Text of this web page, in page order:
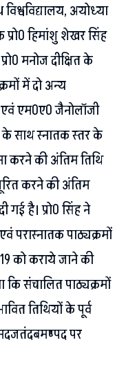
अयोध्या
हिमांशु शेखर सिंह
मनोज दीक्षित के
में दो अन्य
एम0ए0 जैनोलाॅजी
के साथ स्नातक स्तर के
करने की अंतिम तिथि
पूरित करने की अंतिम
गई है। प्रो0 सिंह ने
परास्नातक पाठ्यक्रमों
को कराये जाने की
कि संचालित पाठ्यक्रमों
तिथियों के पूर्व
पर